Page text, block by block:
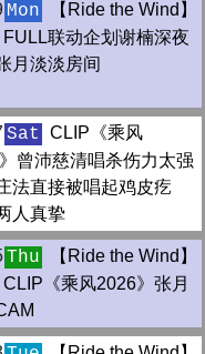
Mon
【Ride the Wind】
FULL联动企划谢楠深夜
月淡淡房间
Sat
CLIP《乘风
曾沛慈清唱杀伤力太强
法直接被唱起鸡皮疙
人真挚
Thu
【Ride the Wind】
《乘风2026》张月